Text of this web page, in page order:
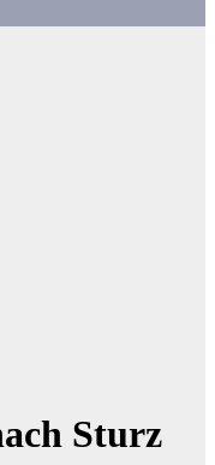
Sturz